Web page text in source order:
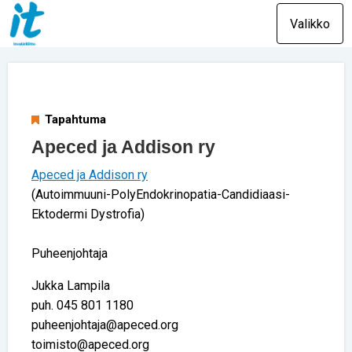
Valikko
Tapahtuma
Apeced ja Addison ry
Apeced ja Addison ry
(Autoimmuuni-PolyEndokrinopatia-Candidiaasi-
Ektodermi Dystrofia)
Puheenjohtaja
Jukka Lampila
puh. 045 801 1180
puheenjohtaja@apeced.org
toimisto@apeced.org